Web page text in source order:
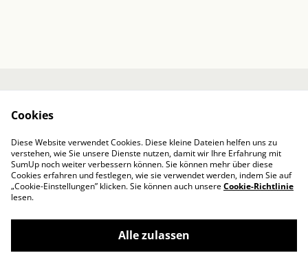
AGB / Impressum
SumUp
Cookie-Richtlinie
Cookies
Diese Website verwendet Cookies. Diese kleine Dateien helfen uns zu
verstehen, wie Sie unsere Dienste nutzen, damit wir Ihre Erfahrung mit
SumUp noch weiter verbessern können. Sie können mehr über diese
Cookies erfahren und festlegen, wie sie verwendet werden, indem Sie auf
„Cookie-Einstellungen” klicken. Sie können auch unsereCookie-Richtlinie
lesen.
Alle zulassen